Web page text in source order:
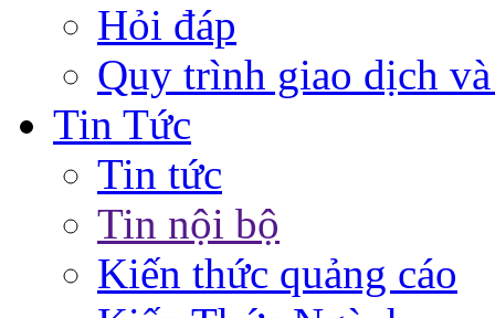
Hỏi đáp
Quy trình giao dịch
Tin Tức
Tin tức
Tin nội bộ
Kiến thức quảng cáo